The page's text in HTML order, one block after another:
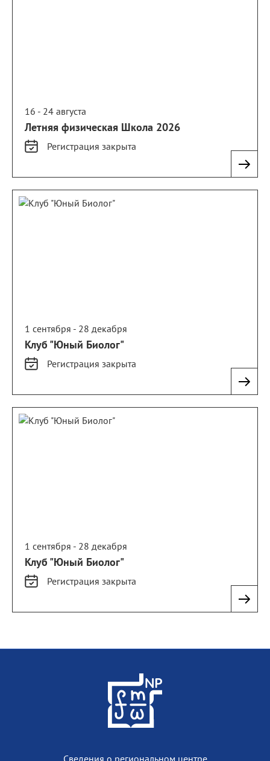
16 - 24 августа
Летняя физическая Школа 2026
Регистрация закрыта
1 сентября - 28 декабря
Клуб "Юный Биолог"
Регистрация закрыта
1 сентября - 28 декабря
Клуб "Юный Биолог"
Регистрация закрыта
Сведения о региональном центре